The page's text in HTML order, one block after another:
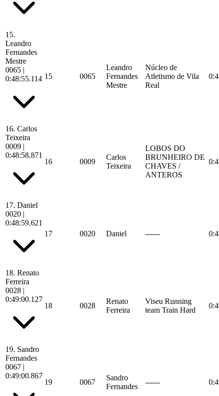
15.
Leandro
Fernandes
Mestre
0065 |
0:48:55.114 15 0065
Leandro
Fernandes
Mestre
Núcleo de
Atletismo de Vila
Real
16. Carlos
Teixeira
0009 |
0:48:58.871
16 0009
Carlos
Teixeira
LOBOS DO
BRUNHEIRO DE
CHAVES /
ANTEROS
17. Daniel
0020 |
0:48:59.621
17
0020 Daniel ------
18. Renato
Ferreira
0028 |
0:49:00.127
18 0028
Renato
Ferreira
Viseu Running
team Train Hard
19. Sandro
Fernandes
0067 |
0:49:00.867
19 0067
Sandro
Fernandes
------